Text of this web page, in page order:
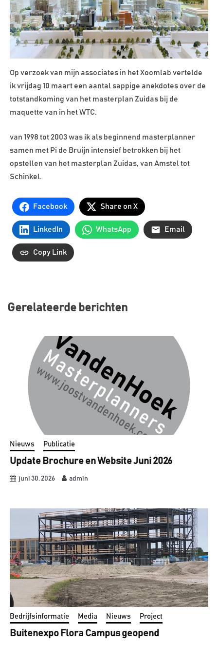
Op verzoek van mijn associates in het Xoomlab vertelde
ik vrijdag 10 maart een aantal sappige anekdotes over de
totstandkoming van het masterplan Zuidas bij de
maquette van in het WTC.
van 1998 tot 2003 was ik als beginnend masterplanner
samen met Pi de Bruijn intensief betrokken bij het
opstellen van het masterplan Zuidas, van Amstel tot
Schinkel.
Facebook Share on X
LinkedIn WhatsApp Email
Copy Link
Gerelateerde berichten
Nieuws Publicatie
Update Brochure en Website Juni 2026
juni 30, 2026 admin
Bedrijfsinformatie Media Nieuws Project
Buitenexpo Flora Campus geopend